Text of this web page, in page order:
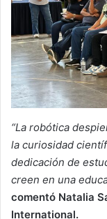
“La robótica
la curiosidad
dedicación de
creen en una
comentó Natalia
International.